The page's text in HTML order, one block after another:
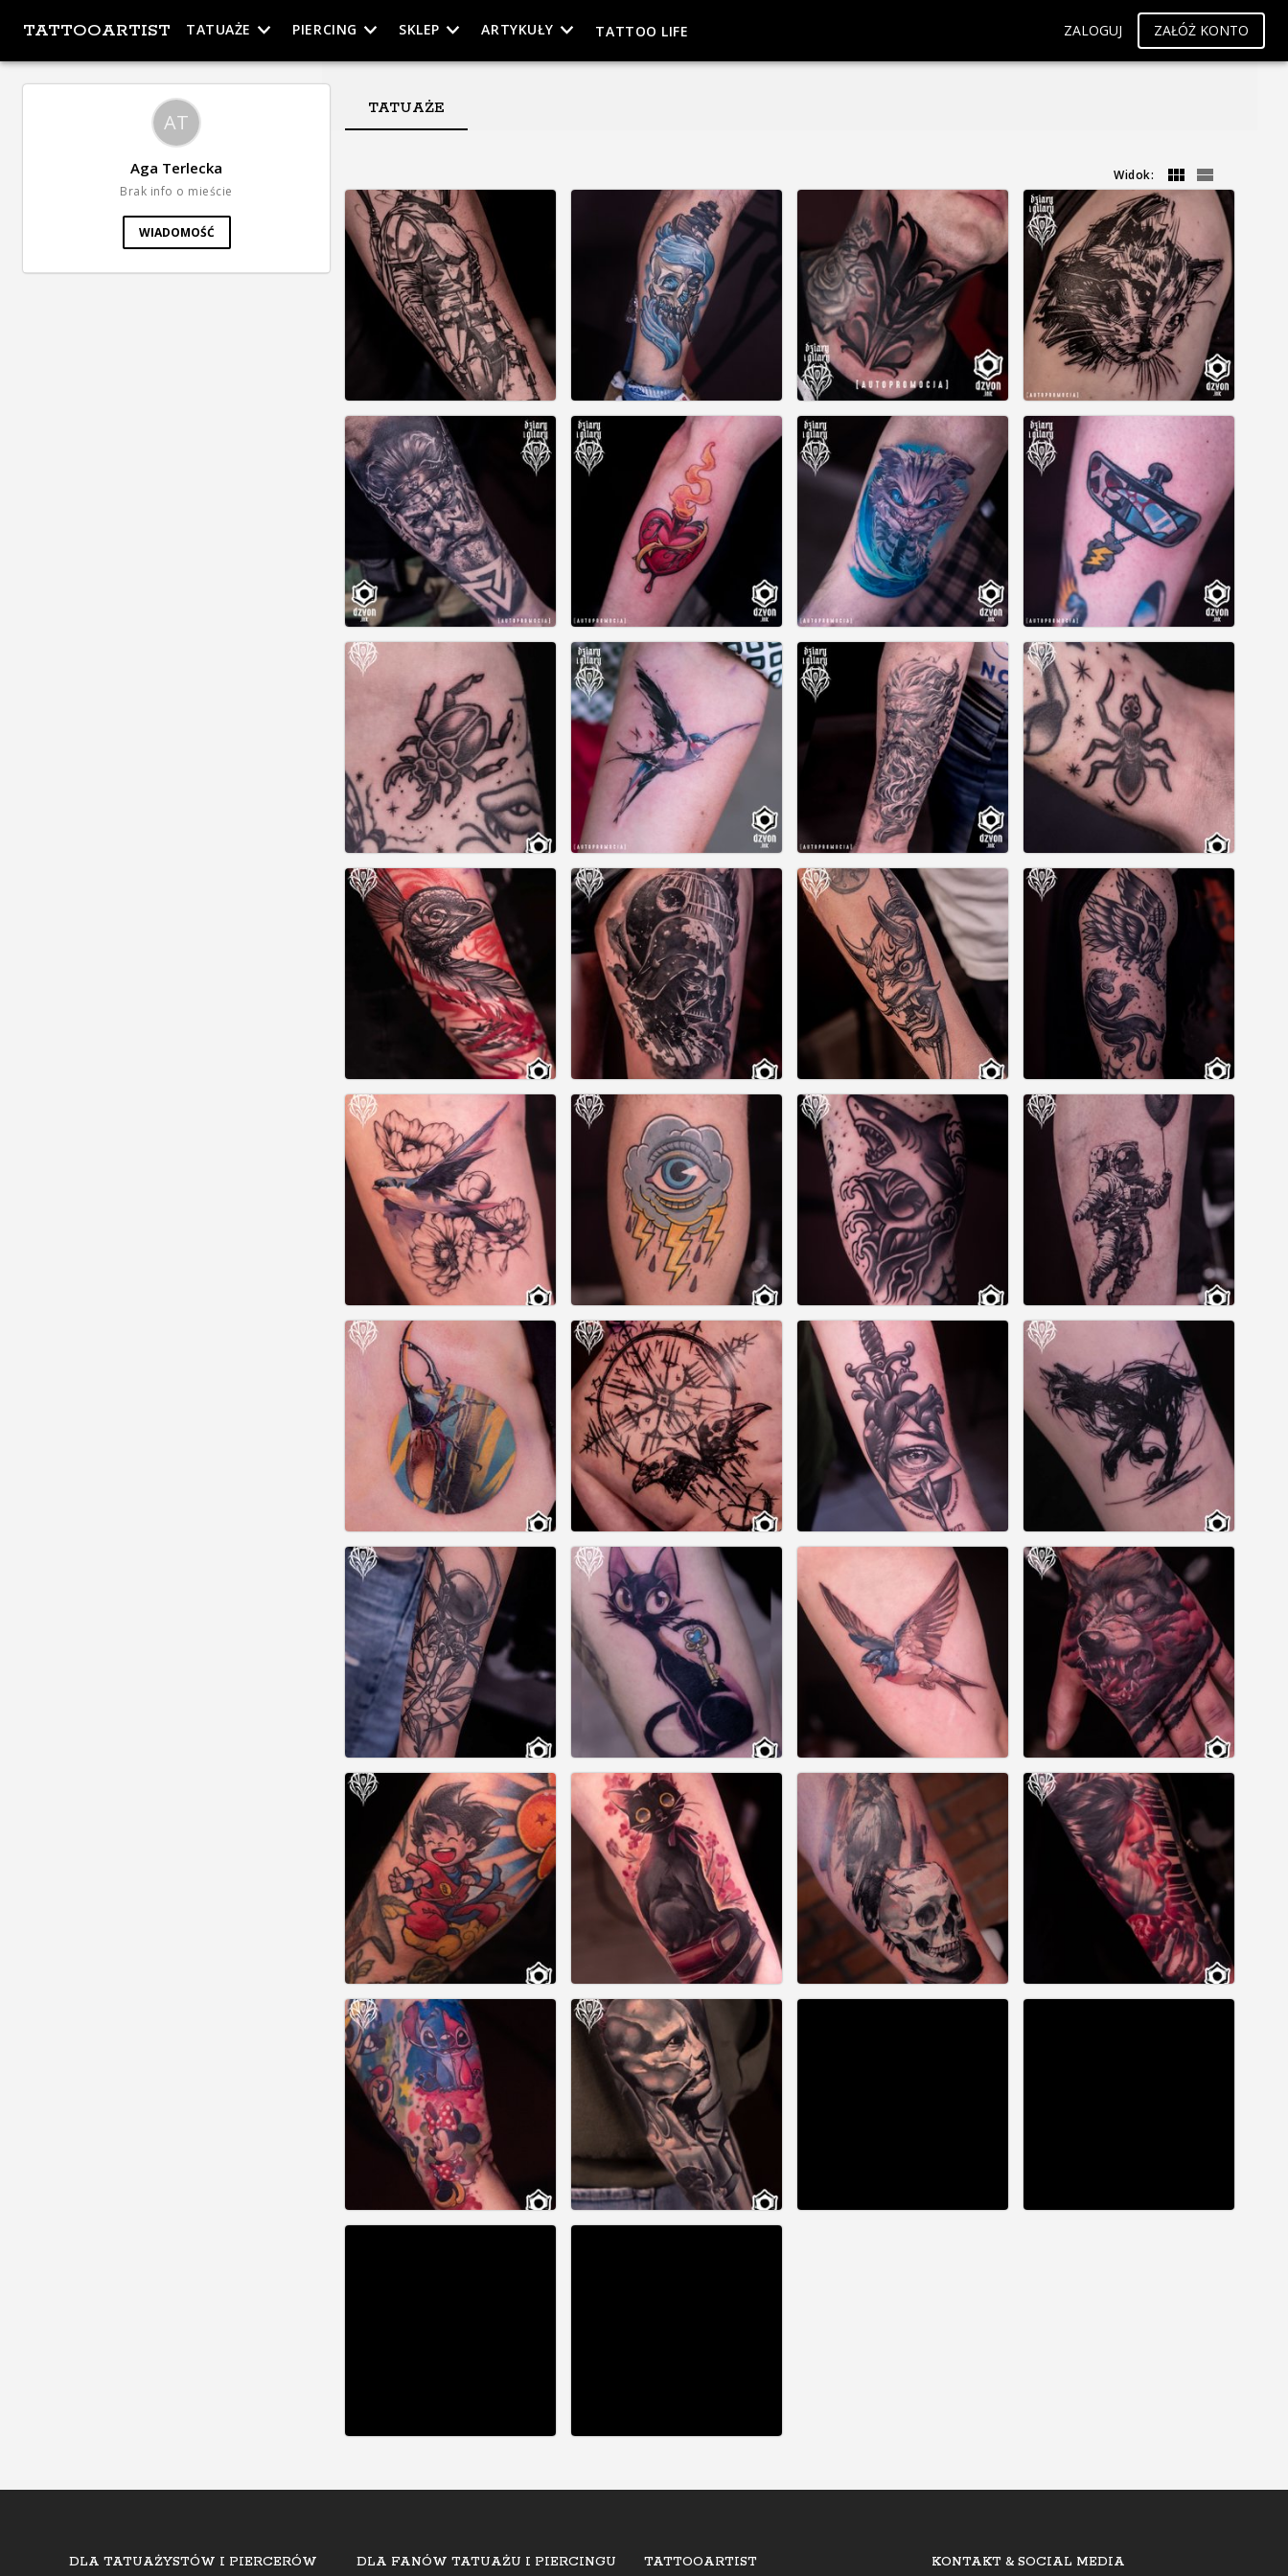
TATTOOARTIST TATUAŻE PIERCING SKLEP ARTYKUŁY TATTOO LIFE ZALOGUJ ZAŁÓŻ KONTO
DLA TATUAŻYSTÓW I PIERCERÓW DLA FANÓW TATUAŻU I PIERCINGU TATTOOARTIST KONTAKT & SOCIAL MEDIA
AT
Aga Terlecka
Brak info o mieście
WIADOMOŚĆ
TATUAŻE
Widok: